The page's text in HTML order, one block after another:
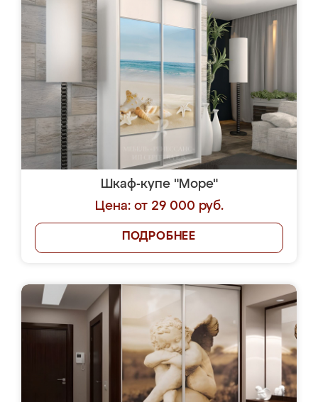
Шкаф-купе "Море"
Цена: от 29 000 руб.
ПОДРОБНЕЕ